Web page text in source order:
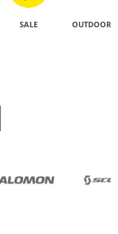
SALE OUTDOOR